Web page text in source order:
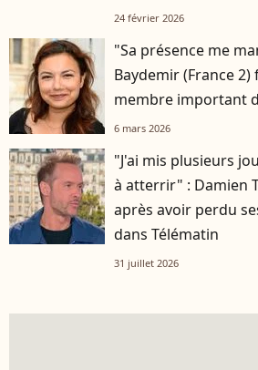
24 février 2026
"Sa présence me
Baydemir (France
membre important
6 mars 2026
"J'ai mis plusieurs
à atterrir" : Damien
après avoir perdu
dans Télématin
31 juillet 2026